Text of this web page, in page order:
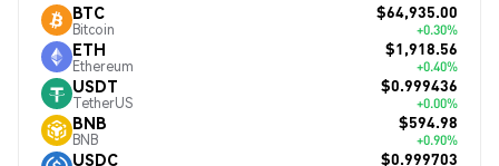
BTC
Bitcoin
$64,935.00
+0.30%
ETH
Ethereum
$1,918.56
+0.40%
USDT
TetherUS
$0.999436
+0.00%
BNB
BNB
$594.98
+0.90%
USDC $0.999703